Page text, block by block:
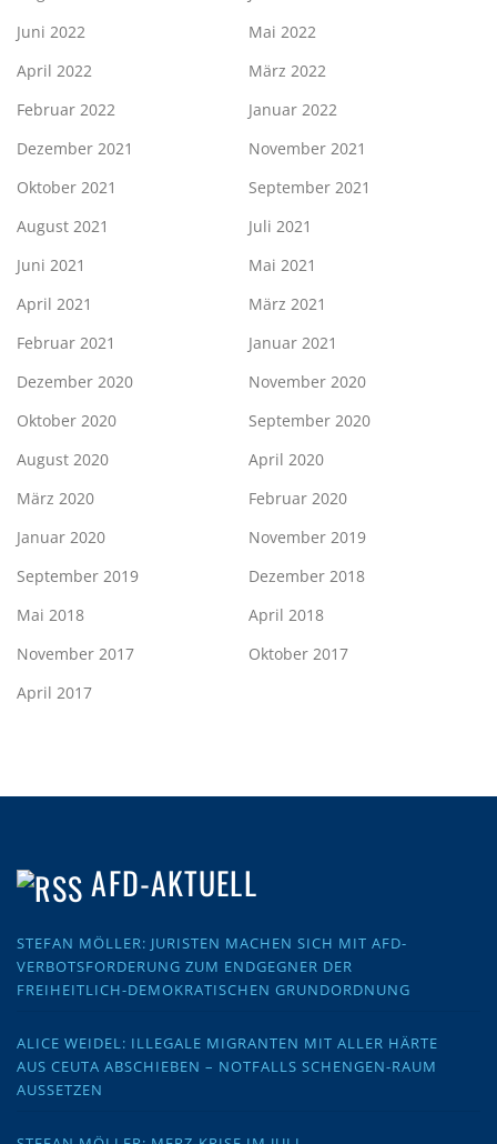
Juni 2022
Mai 2022
April 2022
März 2022
Februar 2022
Januar 2022
Dezember 2021
November 2021
Oktober 2021
September 2021
August 2021
Juli 2021
Juni 2021
Mai 2021
April 2021
März 2021
Februar 2021
Januar 2021
Dezember 2020
November 2020
Oktober 2020
September 2020
August 2020
April 2020
März 2020
Februar 2020
Januar 2020
November 2019
September 2019
Dezember 2018
Mai 2018
April 2018
November 2017
Oktober 2017
April 2017
AFD-AKTUELL
STEFAN MÖLLER: JURISTEN MACHEN SICH MIT AFD-
VERBOTSFORDERUNG ZUM ENDGEGNER DER
FREIHEITLICH-DEMOKRATISCHEN GRUNDORDNUNG
ALICE WEIDEL: ILLEGALE MIGRANTEN MIT ALLER HÄRTE
AUS CEUTA ABSCHIEBEN – NOTFALLS SCHENGEN-RAUM
AUSSETZEN